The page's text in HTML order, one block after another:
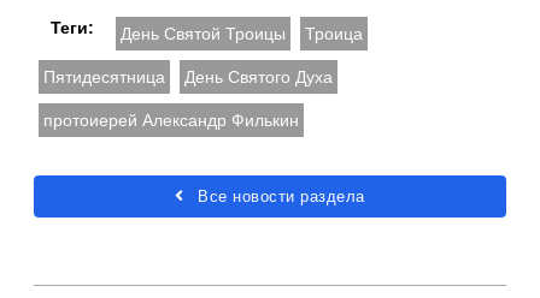
Теги: День Святой Троицы Троица
Пятидесятница День Святого Духа
протоиерей Александр Филькин
Все новости раздела